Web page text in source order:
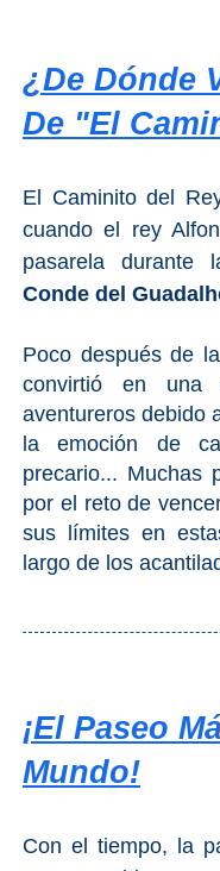
¿De Dónde
De "El
El Caminito del
cuando el rey
pasarela durante
Conde del
Poco después de
convirtió en una
aventureros debido
la emoción de
precario... Muchas
por el reto de
sus límites en
largo de los
¡El Paseo
Mundo!
Con el tiempo, la